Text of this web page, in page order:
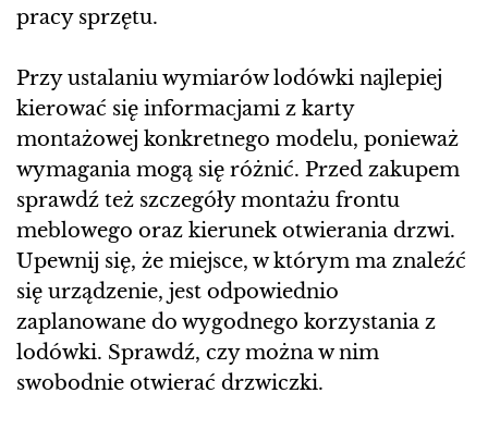
pracy sprzętu.
Przy ustalaniu wymiarów lodówki najlepiej
kierować się informacjami z karty
montażowej konkretnego modelu, ponieważ
wymagania mogą się różnić. Przed zakupem
sprawdź też szczegóły montażu frontu
meblowego oraz kierunek otwierania drzwi.
Upewnij się, że miejsce, w którym ma znaleźć
się urządzenie, jest odpowiednio
zaplanowane do wygodnego korzystania z
lodówki. Sprawdź, czy można w nim
swobodnie otwierać drzwiczki.